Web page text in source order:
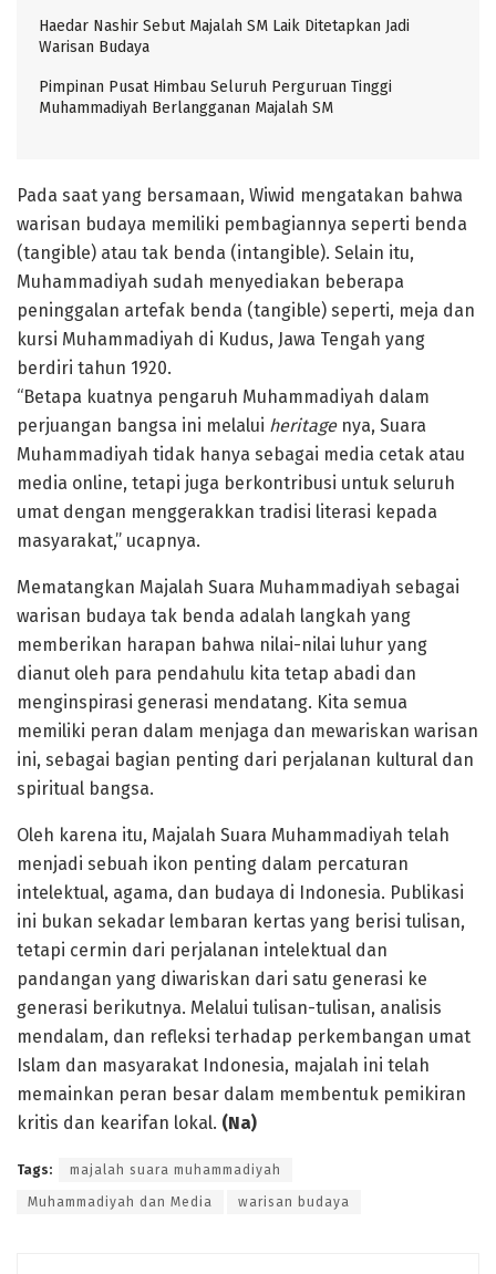
Haedar Nashir Sebut Majalah SM Laik Ditetapkan Jadi
Warisan Budaya
Pimpinan Pusat Himbau Seluruh Perguruan Tinggi
Muhammadiyah Berlangganan Majalah SM
Pada saat yang bersamaan, Wiwid mengatakan bahwa
warisan budaya memiliki pembagiannya seperti benda
(tangible) atau tak benda (intangible). Selain itu,
Muhammadiyah sudah menyediakan beberapa
peninggalan artefak benda (tangible) seperti, meja dan
kursi Muhammadiyah di Kudus, Jawa Tengah yang
berdiri tahun 1920.
“Betapa kuatnya pengaruh Muhammadiyah dalam
perjuangan bangsa ini melalui heritagenya, Suara
Muhammadiyah tidak hanya sebagai media cetak atau
media online, tetapi juga berkontribusi untuk seluruh
umat dengan menggerakkan tradisi literasi kepada
masyarakat,” ucapnya.
Mematangkan Majalah Suara Muhammadiyah sebagai
warisan budaya tak benda adalah langkah yang
memberikan harapan bahwa nilai-nilai luhur yang
dianut oleh para pendahulu kita tetap abadi dan
menginspirasi generasi mendatang. Kita semua
memiliki peran dalam menjaga dan mewariskan warisan
ini, sebagai bagian penting dari perjalanan kultural dan
spiritual bangsa.
Oleh karena itu, Majalah Suara Muhammadiyah telah
menjadi sebuah ikon penting dalam percaturan
intelektual, agama, dan budaya di Indonesia. Publikasi
ini bukan sekadar lembaran kertas yang berisi tulisan,
tetapi cermin dari perjalanan intelektual dan
pandangan yang diwariskan dari satu generasi ke
generasi berikutnya. Melalui tulisan-tulisan, analisis
mendalam, dan refleksi terhadap perkembangan umat
Islam dan masyarakat Indonesia, majalah ini telah
memainkan peran besar dalam membentuk pemikiran
kritis dan kearifan lokal. (Na)
Tags: majalah suara muhammadiyah
Muhammadiyah dan Media warisan budaya